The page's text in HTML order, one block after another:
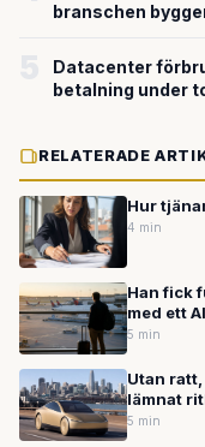
branschen
Datacenter
betalning under
RELATERADE
Hur
4 min
Han fick
med ett
inga
5 min
Utan
lämnat
5 min